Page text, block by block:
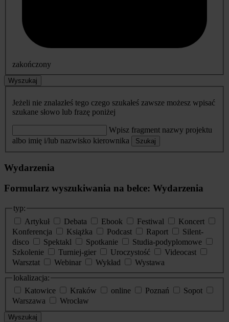
zakończony
Wyszukaj
Jeżeli nie znalazłeś tego czego szukałeś zawsze możesz wpisać
szukane słowo lub frazę poniżej
Wpisz fragment nazwy projektu
albo imię i/lub nazwisko kierownika
Szukaj
Wydarzenia
Formularz wyszukiwania na belce: Wydarzenia
typ:
Artykuł
Debata Ebook Festiwal
Koncert
Konferencja
Książka Podcast Raport
Silent-
disco
Spektakl Spotkanie
Studia-podyplomowe
Szkolenie
Turniej-gier Uroczystość
Videocast
Warsztat
Webinar Wykład
Wystawa
lokalizacja:
Katowice
Kraków online Poznań
Sopot
Warszawa
Wrocław
Wyszukaj